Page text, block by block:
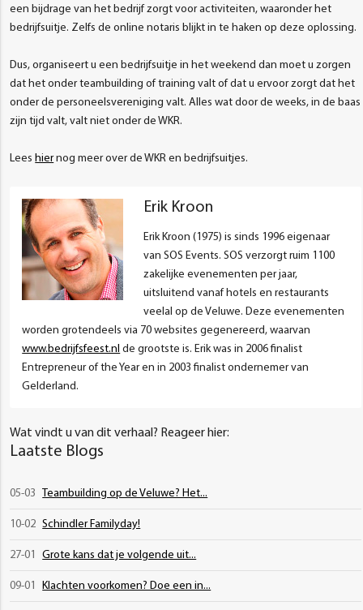
een bijdrage van het bedrijf zorgt voor activiteiten, waaronder het
bedrijfsuitje. Zelfs de online notaris blijkt in te haken op deze oplossing.
Dus, organiseert u een bedrijfsuitje in het weekend dan moet u zorgen
dat het onder teambuilding of training valt of dat u ervoor zorgt dat het
onder de personeelsvereniging valt. Alles wat door de weeks, in de baas
zijn tijd valt, valt niet onder de WKR.
Leeshiernog meer over de WKR en bedrijfsuitjes.
Erik Kroon
Erik Kroon (1975) is sinds 1996 eigenaar
van SOS Events. SOS verzorgt ruim 1100
zakelijke evenementen per jaar,
uitsluitend vanaf hotels en restaurants
veelal op de Veluwe. Deze evenementen
worden grotendeels via 70 websites gegenereerd, waarvan
www.bedrijfsfeest.nl de grootste is. Erik was in 2006 finalist
Entrepreneur of the Year en in 2003 finalist ondernemer van
Gelderland.
Wat vindt u van dit verhaal? Reageer hier:
Laatste Blogs
05-03 Teambuilding op de Veluwe? Het...
10-02 Schindler Familyday!
27-01 Grote kans dat je volgende uit...
09-01 Klachten voorkomen? Doe een in...